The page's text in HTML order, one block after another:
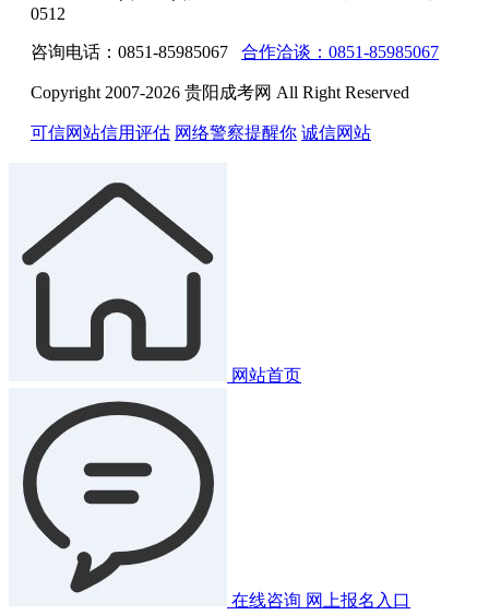
0512
咨询电话：0851-85985067 合作洽谈：0851-85985067
Copyright 2007-2026 贵阳成考网 All Right Reserved
可信网站信用评估 网络警察提醒你 诚信网站
网站首页
在线咨询 网上报名入口